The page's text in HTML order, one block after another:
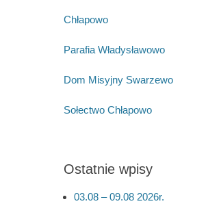
Chłapowo
Parafia Władysławowo
Dom Misyjny Swarzewo
Sołectwo Chłapowo
Ostatnie wpisy
03.08 – 09.08 2026r.